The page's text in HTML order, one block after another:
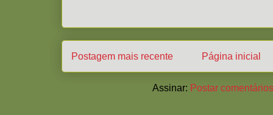
Postagem mais recente Página inicial
Assinar: Postar